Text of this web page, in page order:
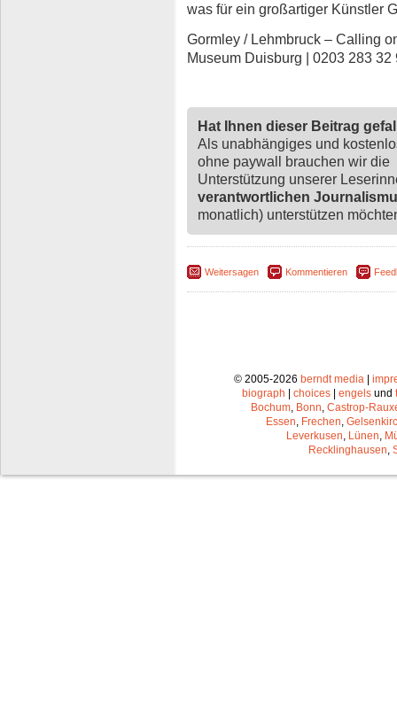
was für ein großartiger Künstler
Gormley / Lehmbruck – Calling
Museum Duisburg | 0203 283 32
Hat Ihnen dieser Beitrag
Als unabhängiges und
ohne paywall brauchen wir die
Unterstützung unserer
verantwortlichen
monatlich) unterstützen
Weitersagen Kommentieren
© 2005-2026 berndt media|
biograph
choices engels und
Bochum, Bonn, Castrop-
Essen, Frechen,
Leverkusen, Lünen,
Recklinghausen,